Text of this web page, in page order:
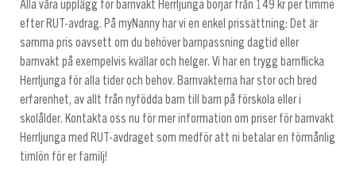
Alla våra upplägg för barnvakt Herrljunga börjar från 149 kr per timme
efter RUT-avdrag. På myNanny har vi en enkel prissättning: Det är
samma pris oavsett om du behöver barnpassning dagtid eller
barnvakt på exempelvis kvällar och helger. Vi har en trygg barnflicka
Herrljunga för alla tider och behov. Barnvakterna har stor och bred
erfarenhet, av allt från nyfödda barn till barn på förskola eller i
skolålder. Kontakta oss nu för mer information om priser för barnvakt
Herrljunga med RUT-avdraget som medför att ni betalar en förmånlig
timlön för er familj!